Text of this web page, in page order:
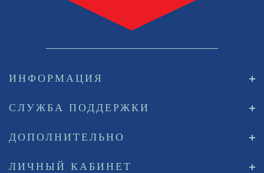
ИНФОРМАЦИЯ
СЛУЖБА ПОДДЕРЖКИ
ДОПОЛНИТЕЛЬНО
ЛИЧНЫЙ КАБИНЕТ